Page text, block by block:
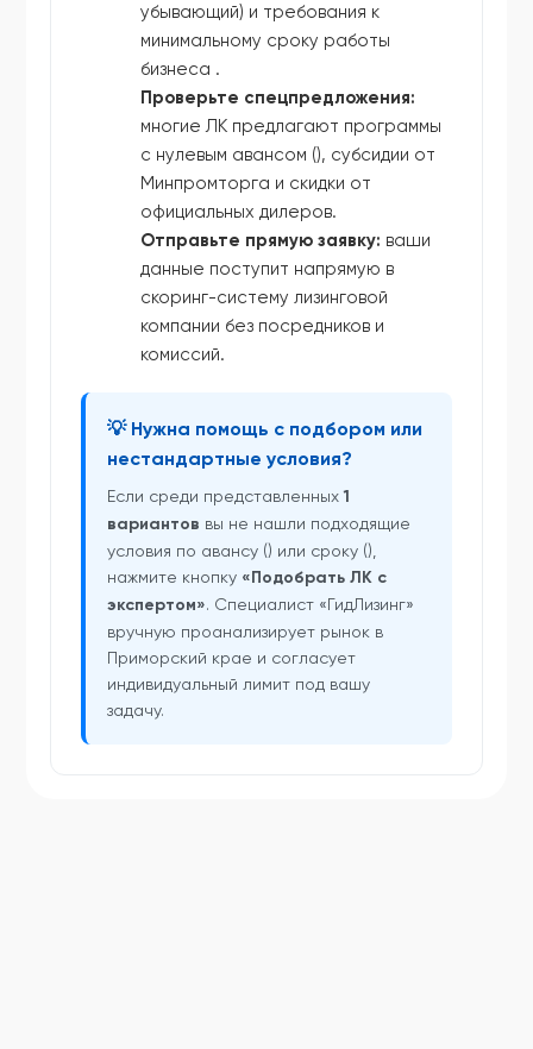
убывающий) и требования к
минимальному сроку работы
бизнеса .
Проверьте спецпредложения:
многие ЛК предлагают программы
с нулевым авансом (), субсидии от
Минпромторга и скидки от
официальных дилеров.
Отправьте прямую заявку: ваши
данные поступит напрямую в
скоринг-систему лизинговой
компании без посредников и
комиссий.
💡 Нужна помощь с подбором или
нестандартные условия?
Если среди представленных1
вариантов вы не нашли подходящие
условия по авансу () или сроку (),
нажмите кнопку «Подобрать ЛК с
экспертом». Специалист «ГидЛизинг»
вручную проанализирует рынок в
Приморский крае и согласует
индивидуальный лимит под вашу
задачу.